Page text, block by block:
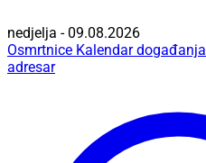
nedjelja - 09.08.2026
Osmrtnice Kalendar događanja
adresar